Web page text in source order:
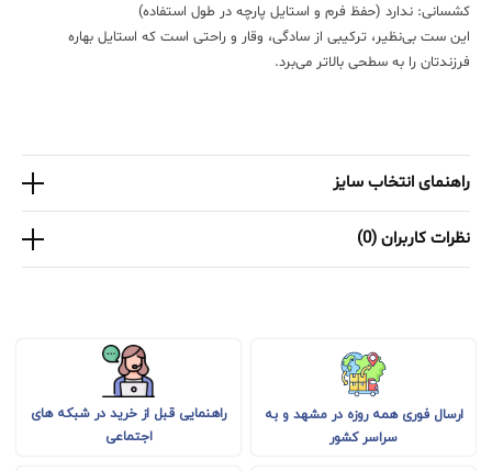
کشسانی: ندارد (حفظ فرم و استایل پارچه در طول استفاده)
این ست بی‌نظیر، ترکیبی از سادگی، وقار و راحتی است که استایل بهاره
فرزندتان را به سطحی بالاتر می‌برد.
راهنمای انتخاب سایز
نظرات کاربران (0)
ارسال فوری همه روزه در مشهد و به
سراسر کشور
راهنمایی قبل از خرید در شبکه های
اجتماعی